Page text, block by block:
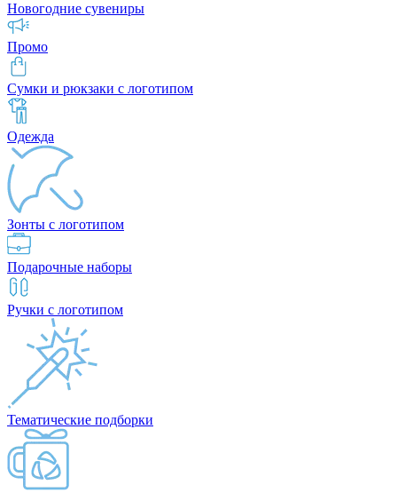
Новогодние сувениры
Промо
Сумки и рюкзаки с логотипом
Одежда
Зонты с логотипом
Подарочные наборы
Ручки с логотипом
Тематические подборки